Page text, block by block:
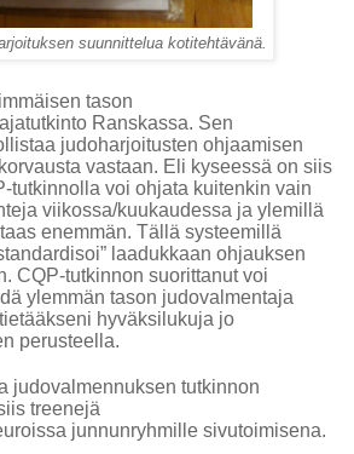
suunnittelua kotitehtävänä.
tason
Ranskassa. Sen
judoharjoitusten ohjaamisen
vastaan. Eli kyseessä on siis
tutkinnolla voi ohjata kuitenkin vain
viikossa/kuukaudessa ja ylemillä
enemmän. Tällä systeemillä
laadukkaan ohjauksen
CQP-tutkinnon suorittanut voi
ylemmän tason judovalmentaja
hyväksilukuja jo
perusteella.
judovalmennuksen tutkinnon
treenejä
junnunryhmille sivutoimisena.